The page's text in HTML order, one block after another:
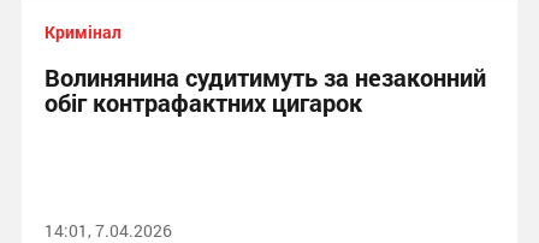
Кримінал
Волинянина судитимуть за незаконний
обіг контрафактних цигарок
14:01, 7.04.2026